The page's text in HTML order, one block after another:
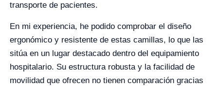
transporte de pacientes.
En mi experiencia, he podido comprobar el diseño
ergonómico y resistente de estas camillas, lo que las
sitúa en un lugar destacado dentro del equipamiento
hospitalario. Su estructura robusta y la facilidad de
movilidad que ofrecen no tienen comparación gracias